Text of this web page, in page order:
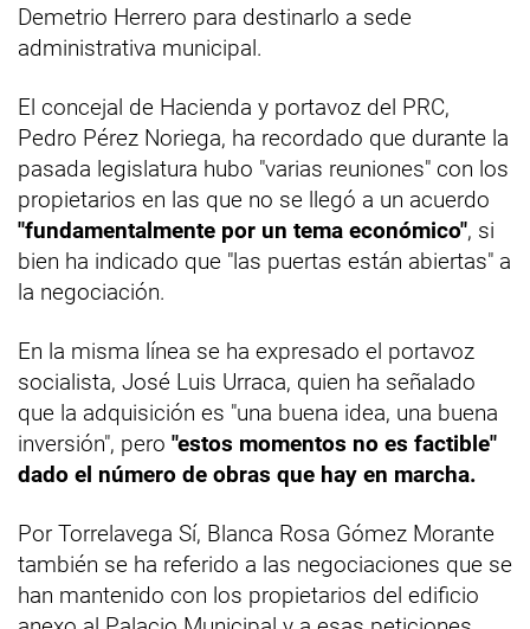
Demetrio Herrero para destinarlo a sede
administrativa municipal.
El concejal de Hacienda y portavoz del PRC,
Pedro Pérez Noriega, ha recordado que durante la
pasada legislatura hubo "varias reuniones" con los
propietarios en las que no se llegó a un acuerdo
"fundamentalmente por un tema económico", si
bien ha indicado que "las puertas están abiertas" a
la negociación.
En la misma línea se ha expresado el portavoz
socialista, José Luis Urraca, quien ha señalado
que la adquisición es "una buena idea, una buena
inversión", pero "estos momentos no es factible"
dado el número de obras que hay en marcha.
Por Torrelavega Sí, Blanca Rosa Gómez Morante
también se ha referido a las negociaciones que se
han mantenido con los propietarios del edificio